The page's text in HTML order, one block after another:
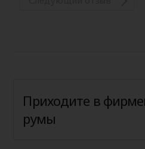
Приходите в
румы